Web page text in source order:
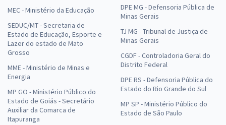
MEC - Ministério da Educação
SEDUC/MT - Secretaria de
Estado de Educação, Esporte e
Lazer do estado de Mato
Grosso
MME - Ministério de Minas e
Energia
MP GO - Ministério Público do
Estado de Goiás - Secretário
Auxiliar da Comarca de
Itapuranga
DPE MG - Defensoria Pública de
Minas Gerais
TJ MG - Tribunal de Justiça de
Minas Gerais
CGDF - Controladoria Geral do
Distrito Federal
DPE RS - Defensoria Pública do
Estado do Rio Grande do Sul
MP SP - Ministério Público do
Estado de São Paulo